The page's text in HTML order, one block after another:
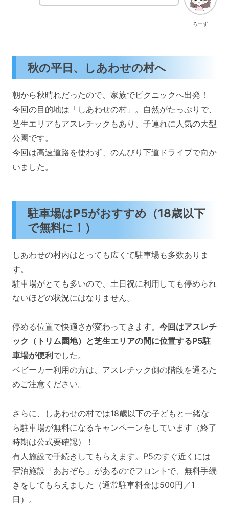
ろーず
秋の平日、しあわせの村へ
朝から秋晴れだったので、家族でピクニックへ出発！
今回の目的地は「しあわせの村」。自然がたっぷりで、
芝生エリアもアスレチックもあり、子連れに人気の大型
公園です。
今回は高速道路を使わず、のんびり下道ドライブで向か
いました。
駐車場はP5がおすすめ（18歳以下
で無料に！）
しあわせの村内はとっても広くて駐車場も多数ありま
す。
駐車場がとても多いので、土日祝に利用しても停められ
ないほどの状況にはなりません。
停める位置で快適さが変わってきます。 今回はアスレチ
ック（トリム園地）と芝生エリアの間に位置するP5駐
車場が便利 でした。
ベビーカー利用の方は、アスレチック側の階段を通るた
めご注意ください。
さらに、しあわせの村では18歳以下の子どもと一緒な
ら駐車場が無料になるキャンペーンをしています（終了
時期は公式要確認）！
有人施設で手続きしてもらえます。P5のすぐ近くには
宿泊施設「あおぞら」があるのでフロントで、無料手続
きをしてもらえました（通常駐車料金は500円／1
日）。